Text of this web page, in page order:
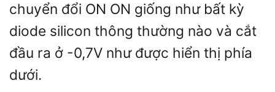
chuyển đổi ON ON giống như bất kỳ
diode silicon thông thường nào và cắt
đầu ra ở -0,7V như được hiển thị phía
dưới.